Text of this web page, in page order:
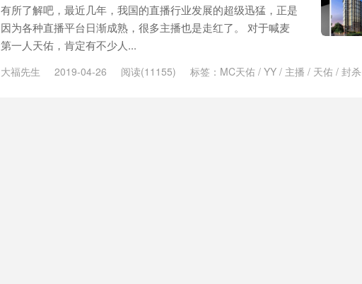
有所了解吧，最近几年，我国的直播行业发展的超级迅猛，正是
因为各种直播平台日渐成熟，很多主播也是走红了。 对于喊麦
第一人天佑，肯定有不少人...
大福先生 2019-04-26 阅读(11155) 标签： MC天佑 / YY / 主播 / 天佑 / 封杀